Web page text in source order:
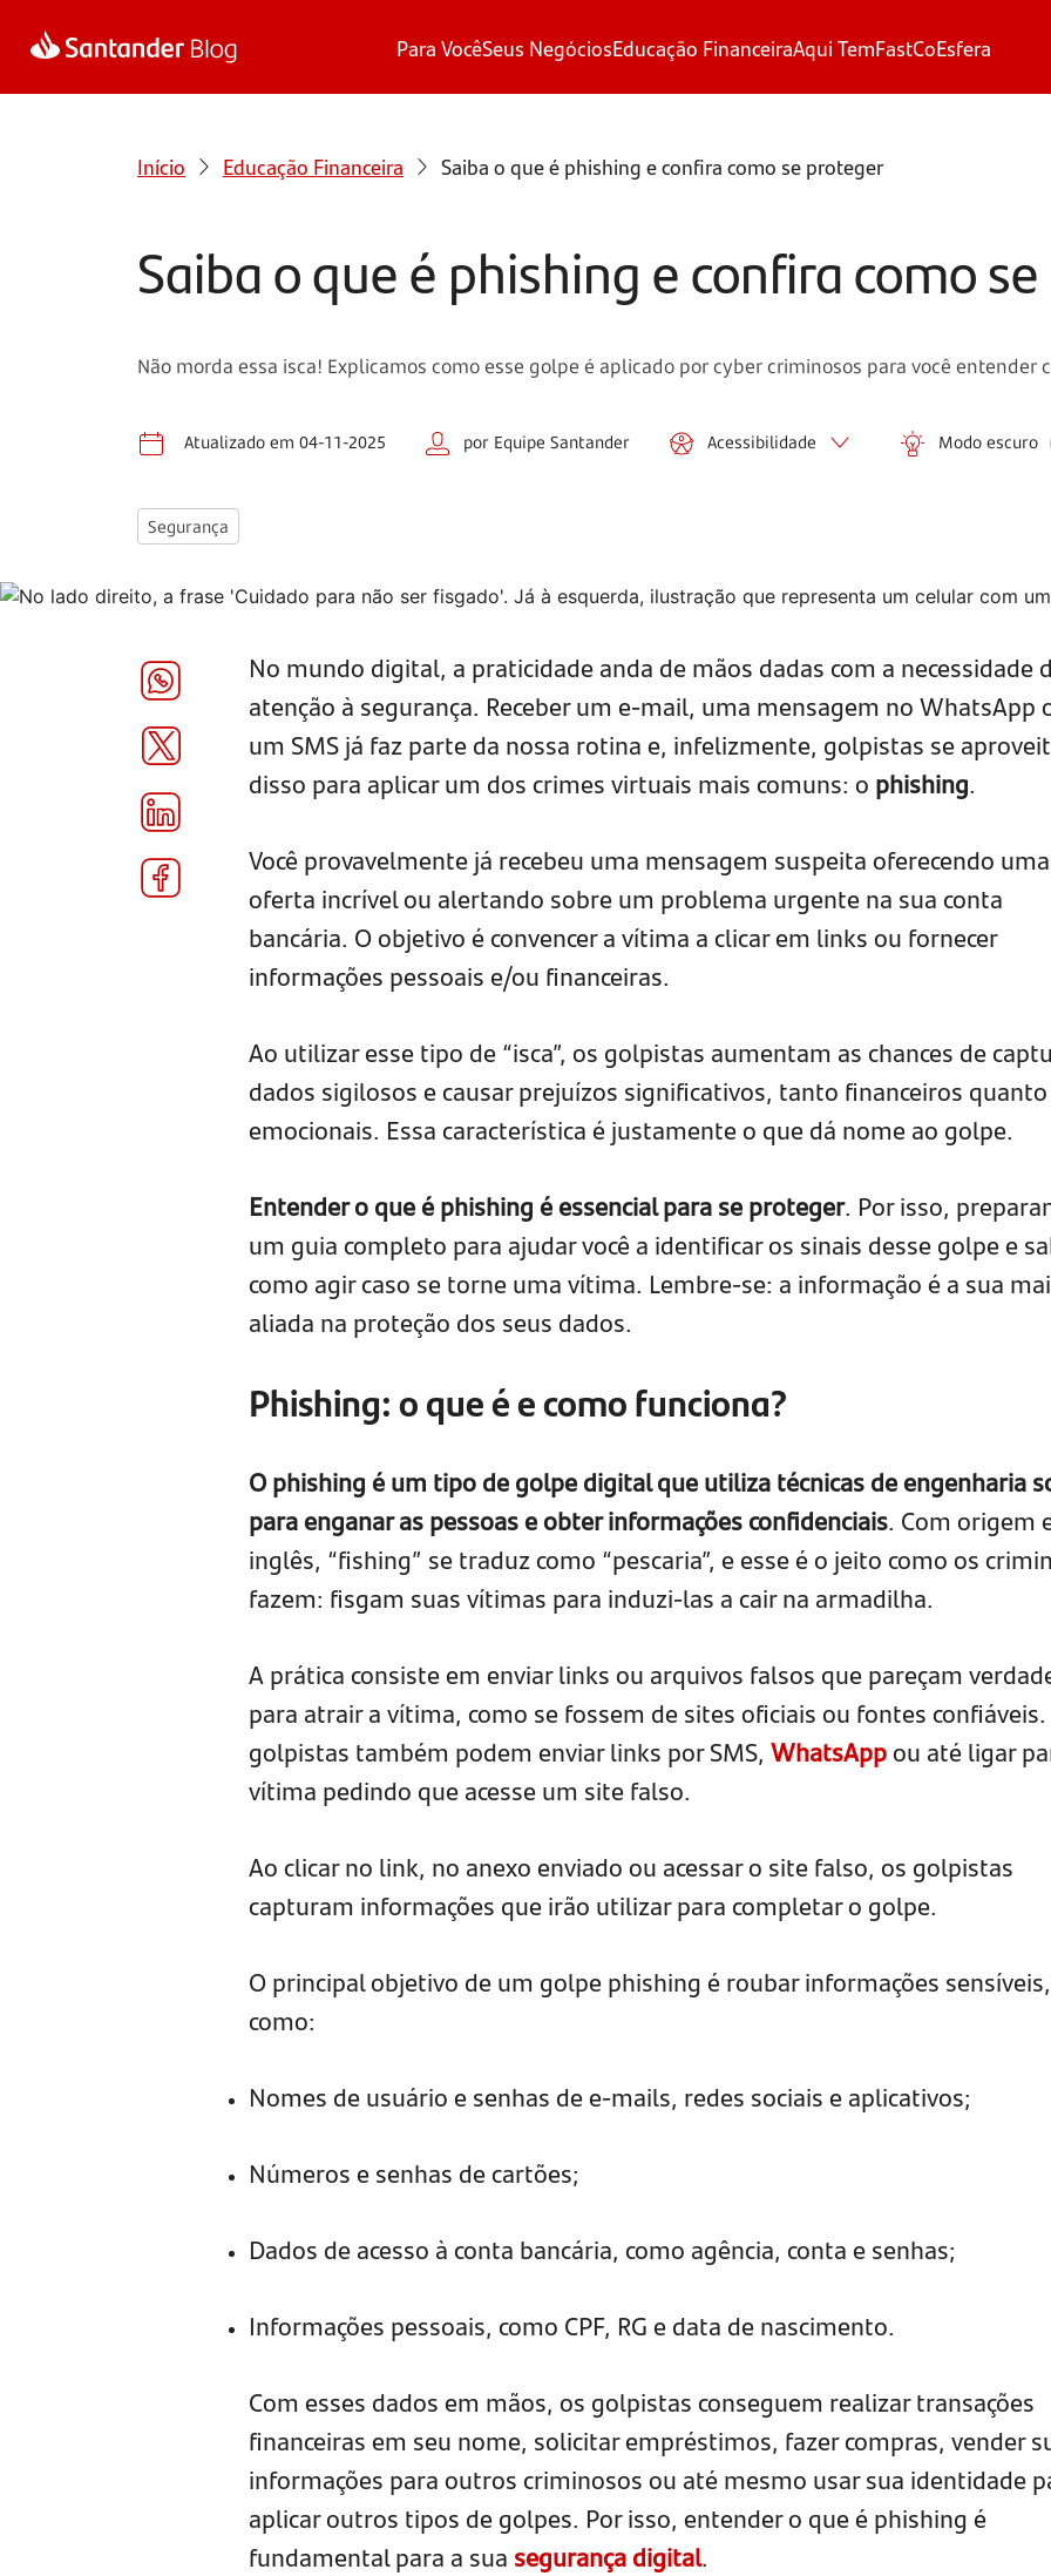
Para VocêSeus NegóciosEducação FinanceiraAqui TemFastCoEsfera
Início Educação Financeira Saiba o que é phishing e confira como se proteger
Saiba o que é phishing e confira como
Não morda essa isca! Explicamos como esse golpe é aplicado por cyber criminosos para você entender
Atualizado em 04-11-2025 por Equipe Santander Acessibilidade Modo escuro
Segurança
No mundo digital, a praticidade anda de mãos dadas com a necessidade
atenção à segurança. Receber um e-mail, uma mensagem no WhatsApp
um SMS já faz parte da nossa rotina e, infelizmente, golpistas se
disso para aplicar um dos crimes virtuais mais comuns: o phishing.
Você provavelmente já recebeu uma mensagem suspeita oferecendo uma
oferta incrível ou alertando sobre um problema urgente na sua conta
bancária. O objetivo é convencer a vítima a clicar em links ou fornecer
informações pessoais e/ou financeiras.
Ao utilizar esse tipo de “isca”, os golpistas aumentam as chances de
dados sigilosos e causar prejuízos significativos, tanto financeiros quanto
emocionais. Essa característica é justamente o que dá nome ao golpe.
Entender o que é phishing é essencial para se proteger. Por isso,
um guia completo para ajudar você a identificar os sinais desse golpe e
como agir caso se torne uma vítima. Lembre-se: a informação é a sua
aliada na proteção dos seus dados.
Phishing: o que é e como funciona?
O phishing é um tipo de golpe digital que utiliza técnicas de engenharia
para enganar as pessoas e obter informações confidenciais. Com origem
inglês, “fishing” se traduz como “pescaria”, e esse é o jeito como os
fazem: fisgam suas vítimas para induzi-las a cair na armadilha.
A prática consiste em enviar links ou arquivos falsos que pareçam
para atrair a vítima, como se fossem de sites oficiais ou fontes confiáveis.
golpistas também podem enviar links por SMS, WhatsAppou até ligar
vítima pedindo que acesse um site falso.
Ao clicar no link, no anexo enviado ou acessar o site falso, os golpistas
capturam informações que irão utilizar para completar o golpe.
O principal objetivo de um golpe phishing é roubar informações sensíveis,
como:
Nomes de usuário e senhas de e-mails, redes sociais e aplicativos;
Números e senhas de cartões;
Dados de acesso à conta bancária, como agência, conta e senhas;
Informações pessoais, como CPF, RG e data de nascimento.
Com esses dados em mãos, os golpistas conseguem realizar transações
financeiras em seu nome, solicitar empréstimos, fazer compras, vender
informações para outros criminosos ou até mesmo usar sua identidade
aplicar outros tipos de golpes. Por isso, entender o que é phishing é
fundamental para a sua segurança digital.